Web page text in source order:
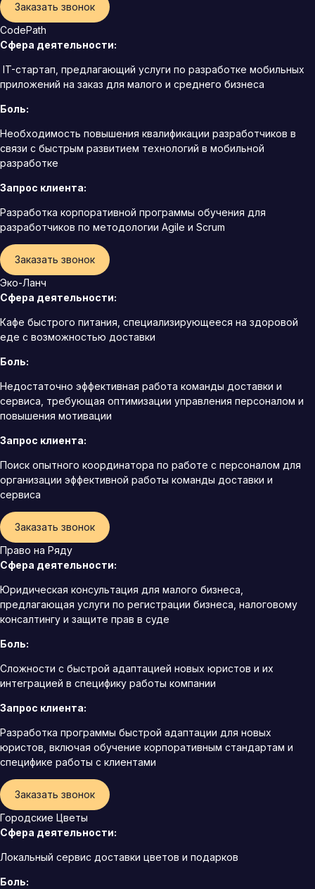
Заказать звонок
CodePath
Сфера деятельности:
IT-стартап, предлагающий услуги по разработке мобильных
приложений на заказ для малого и среднего бизнеса
Боль:
Необходимость повышения квалификации разработчиков в
связи с быстрым развитием технологий в мобильной
разработке
Запрос клиента:
Разработка корпоративной программы обучения для
разработчиков по методологии Agile и Scrum
Заказать звонок
Эко-Ланч
Сфера деятельности:
Кафе быстрого питания, специализирующееся на здоровой
еде с возможностью доставки
Боль:
Недостаточно эффективная работа команды доставки и
сервиса, требующая оптимизации управления персоналом и
повышения мотивации
Запрос клиента:
Поиск опытного координатора по работе с персоналом для
организации эффективной работы команды доставки и
сервиса
Заказать звонок
Право на Ряду
Сфера деятельности:
Юридическая консультация для малого бизнеса,
предлагающая услуги по регистрации бизнеса, налоговому
консалтингу и защите прав в суде
Боль:
Сложности с быстрой адаптацией новых юристов и их
интеграцией в специфику работы компании
Запрос клиента:
Разработка программы быстрой адаптации для новых
юристов, включая обучение корпоративным стандартам и
специфике работы с клиентами
Заказать звонок
Городские Цветы
Сфера деятельности:
Локальный сервис доставки цветов и подарков
Боль: